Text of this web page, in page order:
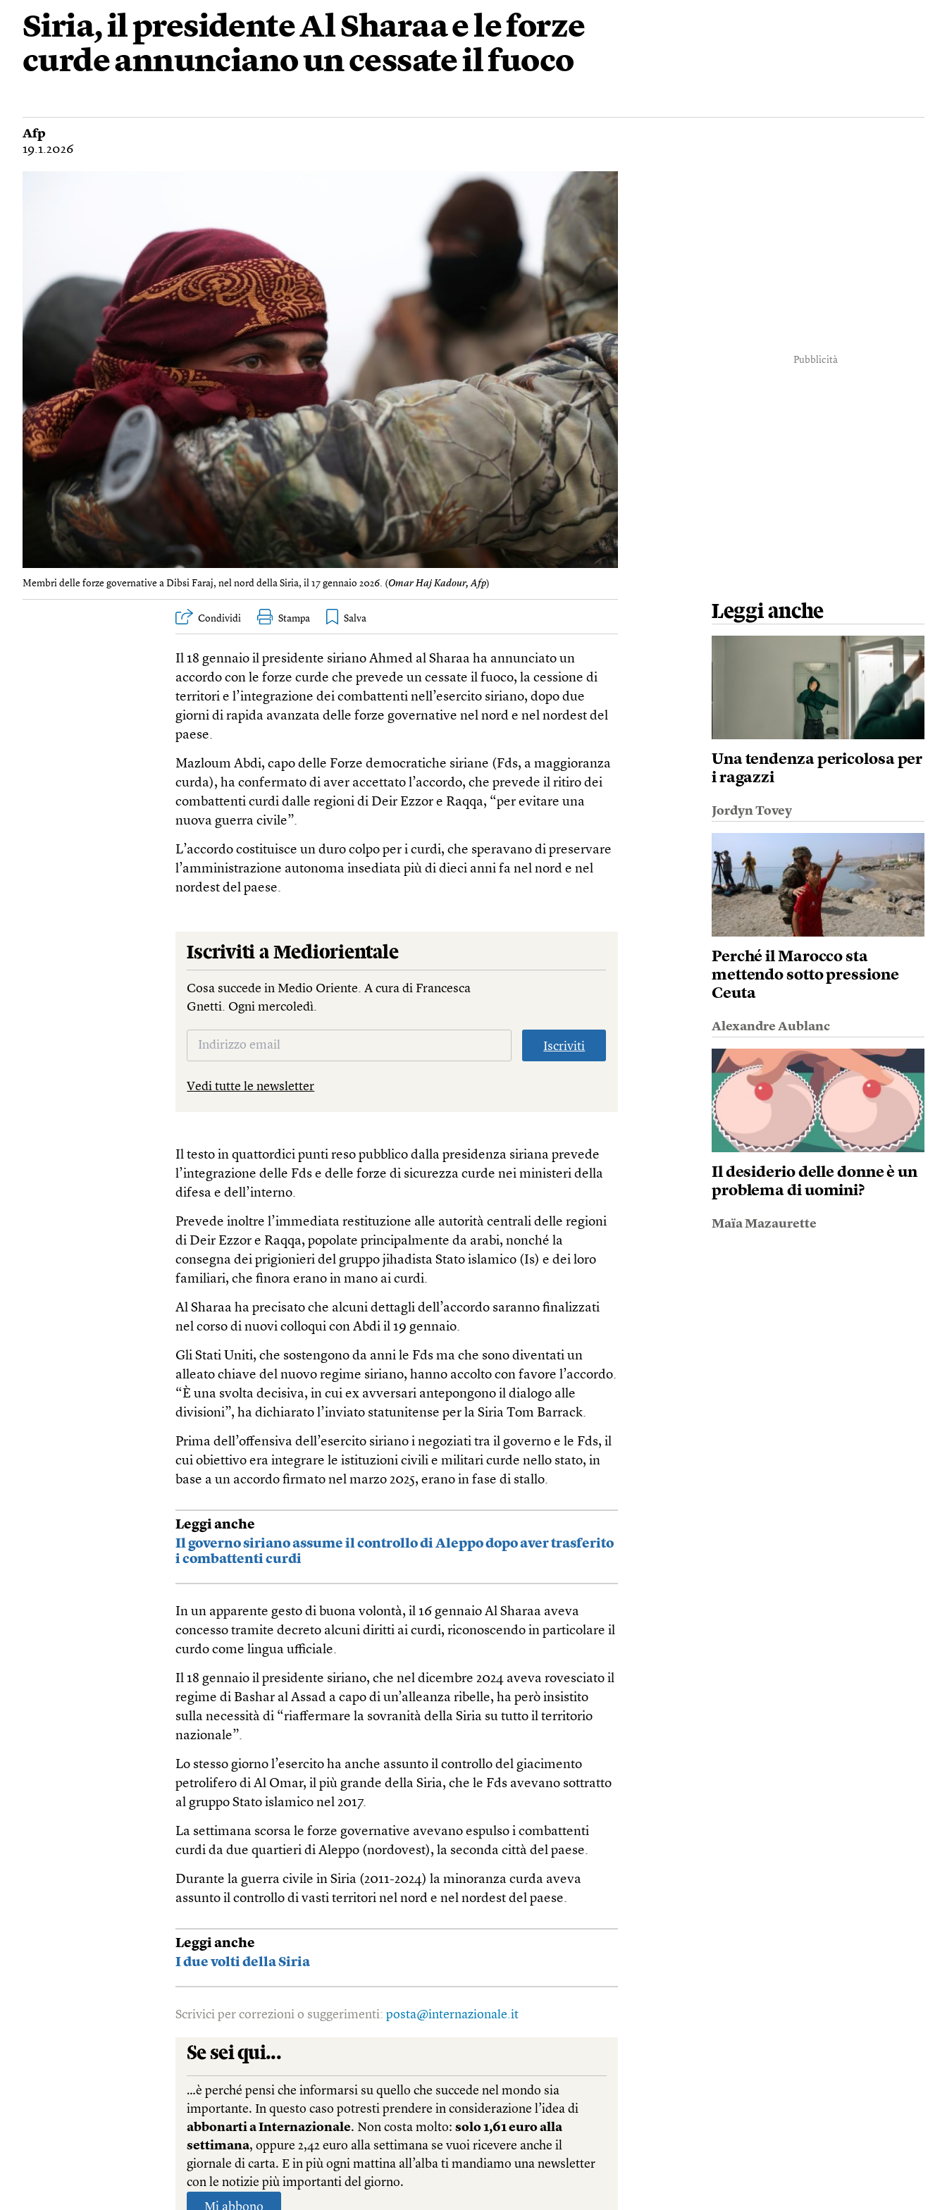
Siria, il presidente Al Sharaa e le forze
curde annunciano un cessate il fuoco
Afp
19.1.2026
Membri delle forze governative a Dibsi Faraj, nel nord della Siria, il 17 gennaio 2026. (Omar Haj Kadour, Afp)
Pubblicità
Condividi Stampa
Il 18 gennaio il presidente siriano Ahmed al Sharaa ha annunciato un
accordo con le forze curde che prevede un cessate il fuoco, la cessione di
territori e l’integrazione dei combattenti nell’esercito siriano, dopo due
giorni di rapida avanzata delle forze governative nel nord e nel nordest del
paese.
Mazloum Abdi, capo delle Forze democratiche siriane (Fds, a maggioranza
curda), ha confermato di aver accettato l’accordo, che prevede il ritiro dei
combattenti curdi dalle regioni di Deir Ezzor e Raqqa, “per evitare una
nuova guerra civile”.
L’accordo costituisce un duro colpo per i curdi, che speravano di preservare
l’amministrazione autonoma insediata più di dieci anni fa nel nord e nel
nordest del paese.
Iscriviti a Mediorientale
Cosa succede in Medio Oriente. A cura di Francesca
Gnetti. Ogni mercoledì.
Iscriviti
Vedi tutte le newsletter
Il testo in quattordici punti reso pubblico dalla presidenza siriana prevede
l’integrazione delle Fds e delle forze di sicurezza curde nei ministeri della
difesa e dell’interno.
Prevede inoltre l’immediata restituzione alle autorità centrali delle regioni
di Deir Ezzor e Raqqa, popolate principalmente da arabi, nonché la
consegna dei prigionieri del gruppo jihadista Stato islamico (Is) e dei loro
familiari, che finora erano in mano ai curdi.
Al Sharaa ha precisato che alcuni dettagli dell’accordo saranno finalizzati
nel corso di nuovi colloqui con Abdi il 19 gennaio.
Gli Stati Uniti, che sostengono da anni le Fds ma che sono diventati un
alleato chiave del nuovo regime siriano, hanno accolto con favore l’accordo.
“È una svolta decisiva, in cui ex avversari antepongono il dialogo alle
divisioni”, ha dichiarato l’inviato statunitense per la Siria Tom Barrack.
Prima dell’offensiva dell’esercito siriano i negoziati tra il governo e le Fds, il
cui obiettivo era integrare le istituzioni civili e militari curde nello stato, in
base a un accordo firmato nel marzo 2025, erano in fase di stallo.
Leggi anche
Il governo siriano assume il controllo di Aleppo dopo aver trasferito
i combattenti curdi
In un apparente gesto di buona volontà, il 16 gennaio Al Sharaa aveva
concesso tramite decreto alcuni diritti ai curdi, riconoscendo in particolare il
curdo come lingua ufficiale.
Il 18 gennaio il presidente siriano, che nel dicembre 2024 aveva rovesciato il
regime di Bashar al Assad a capo di un’alleanza ribelle, ha però insistito
sulla necessità di “riaffermare la sovranità della Siria su tutto il territorio
nazionale”.
Lo stesso giorno l’esercito ha anche assunto il controllo del giacimento
petrolifero di Al Omar, il più grande della Siria, che le Fds avevano sottratto
al gruppo Stato islamico nel 2017.
La settimana scorsa le forze governative avevano espulso i combattenti
curdi da due quartieri di Aleppo (nordovest), la seconda città del paese.
Durante la guerra civile in Siria (2011-2024) la minoranza curda aveva
assunto il controllo di vasti territori nel nord e nel nordest del paese.
Leggi anche
I due volti della Siria
Scrivici per correzioni o suggerimenti:posta@internazionale.it
Leggi anche
Una tendenza pericolosa per
i ragazzi
Jordyn Tovey
Perché il Marocco sta
mettendo sotto pressione
Ceuta
Alexandre Aublanc
Il desiderio delle donne è un
problema di uomini?
Maïa Mazaurette